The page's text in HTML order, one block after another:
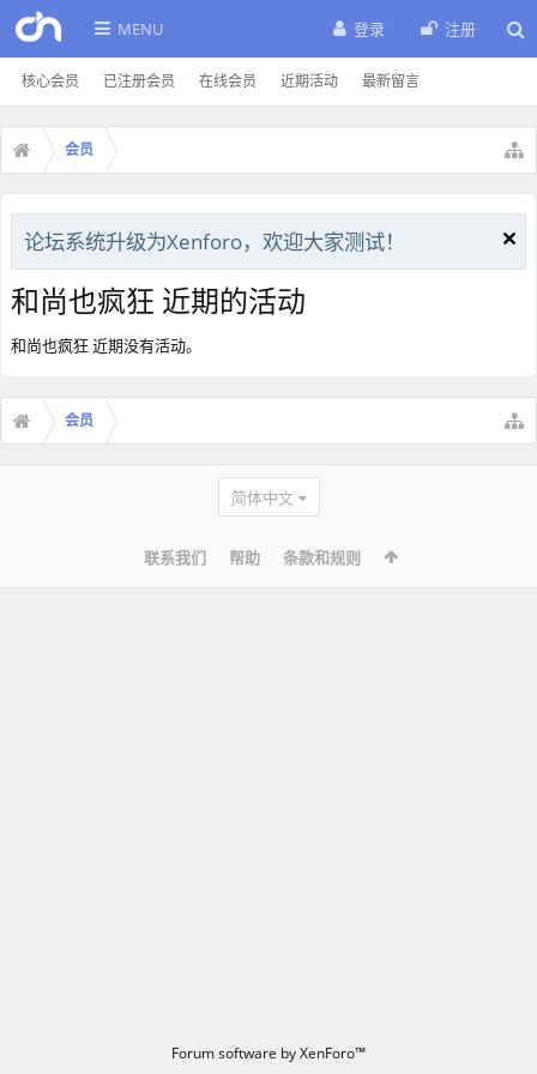
MENU
核心会员 已注册会员 在线会员 近期活动 最新留言
登录 注册
会员
论坛系统升级为Xenforo，欢迎大家测试！
和尚也疯狂 近期的活动
和尚也疯狂 近期没有活动。
会员
简体中文
联系我们 帮助 条款和规则
Forum software by XenForo™